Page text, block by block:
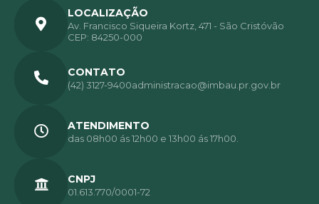
LOCALIZAÇÃO
Av. Francisco Siqueira Kortz, 471 - São Cristóvão
CEP: 84250-000
CONTATO
(42) 3127-9400administracao@imbau.pr.gov.br
ATENDIMENTO
das 08h00 ás 12h00 e 13h00 ás 17h00.
CNPJ
01.613.770/0001-72